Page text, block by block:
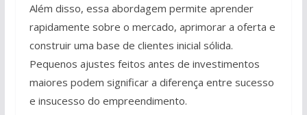
Além disso, essa abordagem permite aprender
rapidamente sobre o mercado, aprimorar a oferta e
construir uma base de clientes inicial sólida.
Pequenos ajustes feitos antes de investimentos
maiores podem significar a diferença entre sucesso
e insucesso do empreendimento.